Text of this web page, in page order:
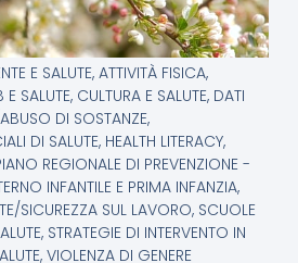
E SALUTE, ATTIVITÀ FISICA,
SALUTE, CULTURA E SALUTE, DATI
DI SOSTANZE,
DI SALUTE, HEALTH LITERACY,
REGIONALE DI PREVENZIONE -
INFANTILE E PRIMA INFANZIA,
SICUREZZA SUL LAVORO, SCUOLE
, STRATEGIE DI INTERVENTO IN
, VIOLENZA DI GENERE